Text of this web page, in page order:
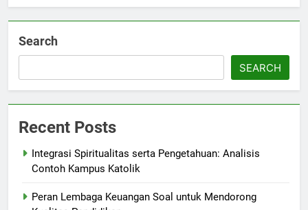
Search
SEARCH
Recent Posts
Integrasi Spiritualitas serta Pengetahuan: Analisis
Contoh Kampus Katolik
Peran Lembaga Keuangan Soal untuk Mendorong